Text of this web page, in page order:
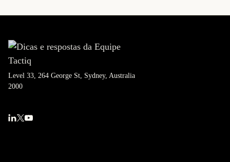
Level 33, 264 George St, Sydney, Australia
2000